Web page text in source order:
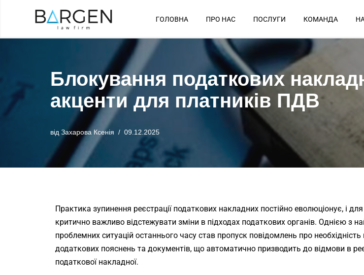
до
ГОЛОВНА ПРО НАС ПОСЛУГИ КОМАНДА
Блокування податкових
акценти для платників ПДВ
від Захарова Ксенія 09.12.2025
Практика зупинення реєстрації податкових накладних постійно еволюціонує, і
критично важливо відстежувати зміни в підходах податкових органів. Однією з
проблемних ситуацій останнього часу став пропуск повідомлень про
додаткових пояснень та документів, що автоматично призводить до відмови в
податкової накладної.